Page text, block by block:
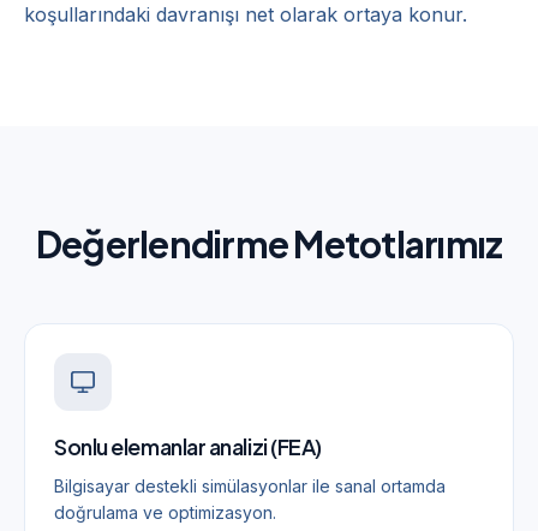
koşullarındaki davranışı net olarak ortaya konur.
Değerlendirme Metotlarımız
Sonlu elemanlar analizi (FEA)
Bilgisayar destekli simülasyonlar ile sanal ortamda
doğrulama ve optimizasyon.